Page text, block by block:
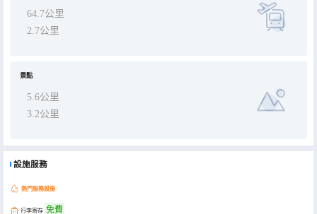
64.7公里
2.7公里
景點
5.6公里
3.2公里
設施服務
熱門服務設施
行李寄存 免費